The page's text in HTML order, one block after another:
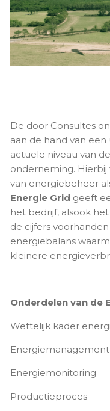
De door Consultes
aan de hand van
actuele niveau van
onderneming.
van energiebeheer
Energie Grid geeft
het bedrijf, alsook
de cijfers
energiebalans
kleinere
Onderdelen van de
Wettelijk kader
Energiemanagement
Energiemonitoring
Productieproces